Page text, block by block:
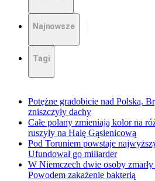
Najnowsze
Tagi
Potężne gradobicie nad Polską.
zniszczyły dachy
Całe polany zmieniają kolor na
ruszyły na Halę Gąsienicową
Pod Toruniem powstaje
Ufundował go miliarder
W Niemczech dwie osoby
Powodem zakażenie bakterią